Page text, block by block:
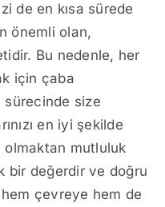
de en kısa sürede
önemli olan,
Bu nedenle, her
için çaba
sürecinde size
en iyi şekilde
olmaktan mutluluk
bir değerdir ve doğru
çevreye hem de